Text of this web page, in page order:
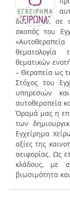
δυνάμεων, σε
σκοπός του
θεματολογία
θεματικών
– Θεραπεία ως
Στόχος του
υπηρεσιών
αυτοθεραπεία
Όραμά μας η
των
Εγχείρημα
αξίες της
αειφορίας. Ως
κλάδους, με
βιωσιμότητα